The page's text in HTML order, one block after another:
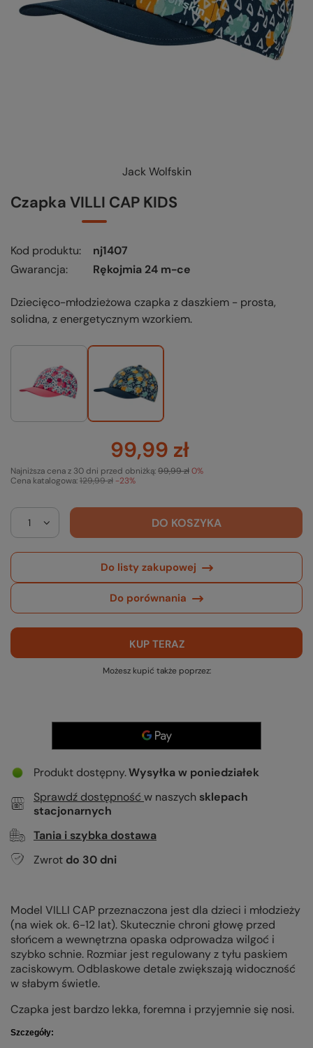
KUP-SPRAWDŹ-WYMIEŃ-
Jack Wolfskin
Czapka VILLI CAP KIDS
Kod produktu
nj1407
Gwarancja
Rękojmia 24 m-ce
Dziecięco-młodzieżowa czapka z daszkiem - prosta,
solidna, z energetycznym wzorkiem.
99,99 zł
Cena katalogowa:129,99 zł -23%
Najniższa cena z 30 dni przed obniżką:99,99 zł0%
DO KOSZYKA
Do listy zakupowej
Do porównania
KUP TERAZ
Możesz kupić także poprzez:
Produkt dostępny Wysyłkaw poniedziałek
Sprawdź dostępność w naszych sklepach
stacjonarnych
Tania i szybka dostawa
Zwrot do 30 dni
Model VILLI CAP przeznaczona jest dla dzieci i młodzieży
(na wiek ok. 6-12 lat). Skutecznie chroni głowę przed
słońcem a wewnętrzna opaska odprowadza wilgoć i
szybko schnie. Rozmiar jest regulowany z tyłu paskiem
zaciskowym. Odblaskowe detale zwiększają widoczność
w słabym świetle.
Czapka jest bardzo lekka, foremna i przyjemnie się nosi.
Szczegóły: